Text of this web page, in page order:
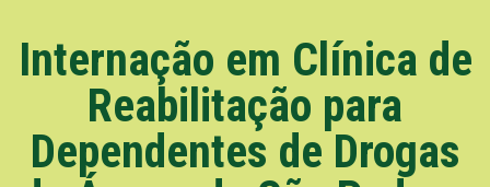
Internação em Clínica de
Reabilitação para
Dependentes de Drogas